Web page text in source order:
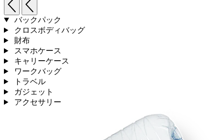
バックパック
クロスボディバッグ
財布
スマホケース
キャリーケース
ワークバッグ
トラベル
ガジェット
アクセサリー